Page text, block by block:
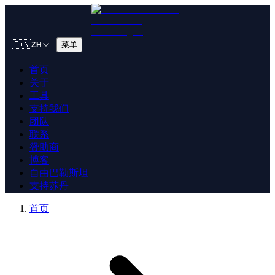
🇨🇳ZH 菜单
首页
关于
工具
支持我们
团队
联系
赞助商
博客
自由巴勒斯坦
支持苏丹
首页